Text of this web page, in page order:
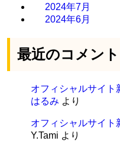
2024年7月
2024年6月
最近のコメント
オフィシャルサイト
はるみ より
オフィシャルサイト
Y.Tami より